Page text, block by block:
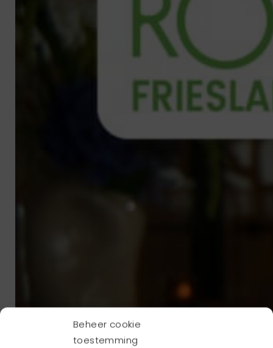
Beheer cookie
toestemming